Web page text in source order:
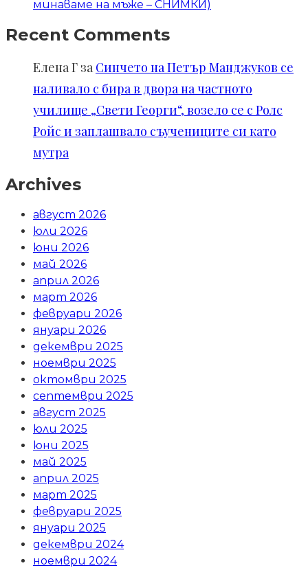
минаваме на мъже – СНИМКИ)
Recent Comments
Елена Г за Синчето на Петър Манджуков се
наливало с бира в двора на частното
училище „Свети Георги“, возело се с Ролс
Ройс и заплашвало съучениците си като
мутра
Archives
август 2026
юли 2026
юни 2026
май 2026
април 2026
март 2026
февруари 2026
януари 2026
декември 2025
ноември 2025
октомври 2025
септември 2025
август 2025
юли 2025
юни 2025
май 2025
април 2025
март 2025
февруари 2025
януари 2025
декември 2024
ноември 2024